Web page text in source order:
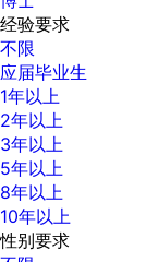
经验要求
不限
应届毕业生
1年以上
2年以上
3年以上
5年以上
8年以上
10年以上
性别要求